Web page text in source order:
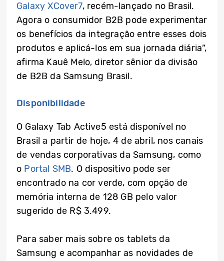
Galaxy XCover7, recém-lançado no Brasil.
Agora o consumidor B2B pode experimentar
os benefícios da integração entre esses dois
produtos e aplicá-los em sua jornada diária”,
afirma Kauê Melo, diretor sênior da divisão
de B2B da Samsung Brasil.
Disponibilidade
O Galaxy Tab Active5 está disponível no
Brasil a partir de hoje, 4 de abril, nos canais
de vendas corporativas da Samsung, como
o Portal SMB. O dispositivo pode ser
encontrado na cor verde, com opção de
memória interna de 128 GB pelo valor
sugerido de R$ 3.499.
Para saber mais sobre os tablets da
Samsung e acompanhar as novidades de